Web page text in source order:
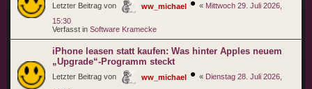
Letzter Beitrag von ww_michael « Mittwoch 29. Juli 2026,
15:30
Verfasst in Software Kramecke
iPhone leasen statt kaufen: Was hinter Apples neuem
„Upgrade“-Programm steckt
Letzter Beitrag von ww_michael « Dienstag 28. Juli 2026,